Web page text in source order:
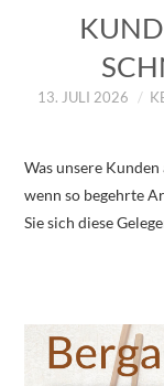
ÜBER UNS
ZUM SHOP
13. JULI 2026
Was unsere
wenn so begehrte
Sie sich diese